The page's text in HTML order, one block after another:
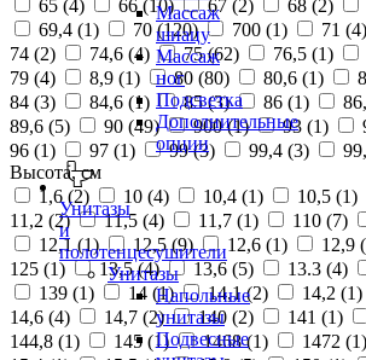
Массаж
шиацу
Массаж
ног
Подсветка
Дополнительные
опции
Унитазы
и
полотенцесушители
Унитазы
Напольные
унитазы
Подвесные
65 (4) 66 (10) 67 (2) 68 (2)
69,4 (1) 70 (120) 700 (1) 71 (4)
74 (2) 74,6 (4) 75 (62) 76,5 (1)
79 (4) 8,9 (1) 80 (80) 80,6 (1)
84 (3) 84,6 (1) 85 (3) 86 (1)
89,6 (5) 90 (49) 900 (1) 93 (1)
96 (1) 97 (1) 99 (3) 99,4 (3)
Высота, см
1,6 (2) 10 (4) 10,4 (1) 10,5 (1)
11,2 (2) 11,5 (4) 11,7 (1) 110 (7)
12,1 (1) 12,5 (9) 12,6 (1) 12,9 (
125 (1) 13,5 (4) 13,6 (5) 13.3 (4)
139 (1) 14 (1) 14,1 (2) 14,2 (1)
14,6 (4) 14,7 (2) 140 (2) 141 (1)
144,8 (1) 145 (1) 1468 (1) 1472 (1)